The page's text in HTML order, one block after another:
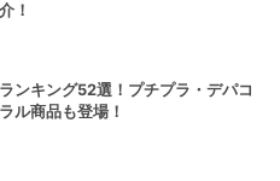
！
ンキング52選！プチプラ・デパコ
ル商品も登場！